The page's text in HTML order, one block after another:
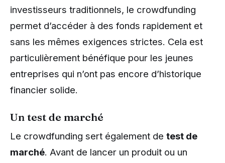
investisseurs traditionnels, le crowdfunding
permet d’accéder à des fonds rapidement et
sans les mêmes exigences strictes. Cela est
particulièrement bénéfique pour les jeunes
entreprises qui n’ont pas encore d’historique
financier solide.
Un test de marché
Le crowdfunding sert également de test de
marché. Avant de lancer un produit ou un